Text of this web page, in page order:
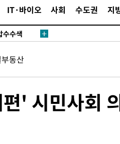
IT·바이오 사회 수도권 지
수수색
동산
' 시민사회